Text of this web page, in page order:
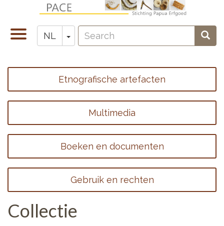
naarNavigatie
wisselen
NL Toggle Dropdown
Zoeken
Search
Footer
menu
1
Etnografische artefacten
Multimedia
Boeken en documenten
Gebruik en rechten
Collectie